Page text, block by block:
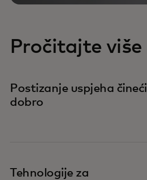
Pročitajte više
Postizanje uspjeha čineći
dobro
Tehnologije za
opens in a new tab